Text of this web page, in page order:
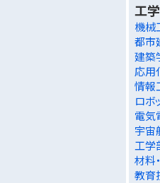
工
機械
都市
建築
応用
情報
ロボ
電気
宇宙
工学
材料
教育